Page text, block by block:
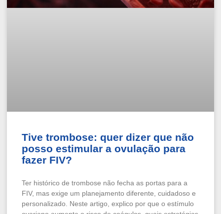
Tive trombose: quer dizer que não
posso estimular a ovulação para
fazer FIV?
Ter histórico de trombose não fecha as portas para a
FIV, mas exige um planejamento diferente, cuidadoso e
personalizado. Neste artigo, explico por que o estímulo